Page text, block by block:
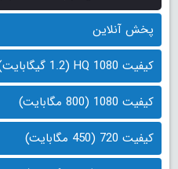
پخش آنلاین
کیفیت 1080 HQ (1.2 گیگابایت)
کیفیت 1080 (800 مگابایت)
کیفیت 720 (450 مگابایت)